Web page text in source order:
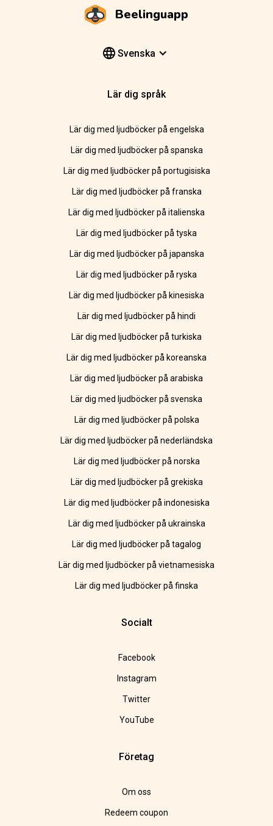
Beelinguapp
Svenska
Lär dig språk
Lär dig med ljudböcker på engelska
Lär dig med ljudböcker på spanska
Lär dig med ljudböcker på portugisiska
Lär dig med ljudböcker på franska
Lär dig med ljudböcker på italienska
Lär dig med ljudböcker på tyska
Lär dig med ljudböcker på japanska
Lär dig med ljudböcker på ryska
Lär dig med ljudböcker på kinesiska
Lär dig med ljudböcker på hindi
Lär dig med ljudböcker på turkiska
Lär dig med ljudböcker på koreanska
Lär dig med ljudböcker på arabiska
Lär dig med ljudböcker på svenska
Lär dig med ljudböcker på polska
Lär dig med ljudböcker på nederländska
Lär dig med ljudböcker på norska
Lär dig med ljudböcker på grekiska
Lär dig med ljudböcker på indonesiska
Lär dig med ljudböcker på ukrainska
Lär dig med ljudböcker på tagalog
Lär dig med ljudböcker på vietnamesiska
Lär dig med ljudböcker på finska
Socialt
Facebook
Instagram
Twitter
YouTube
Företag
Om oss
Redeem coupon